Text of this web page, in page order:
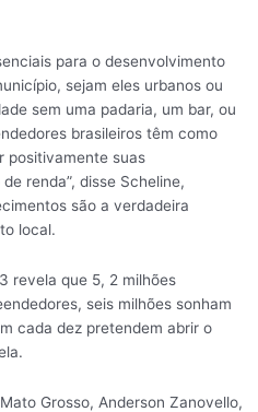
para o desenvolvimento
sejam eles urbanos ou
sem uma padaria, um bar, ou
brasileiros têm como
positivamente suas
renda”, disse Scheline,
são a verdadeira
local.
revela que 5, 2 milhões
seis milhões sonham
cada dez pretendem abrir o
Grosso, Anderson Zanovello,